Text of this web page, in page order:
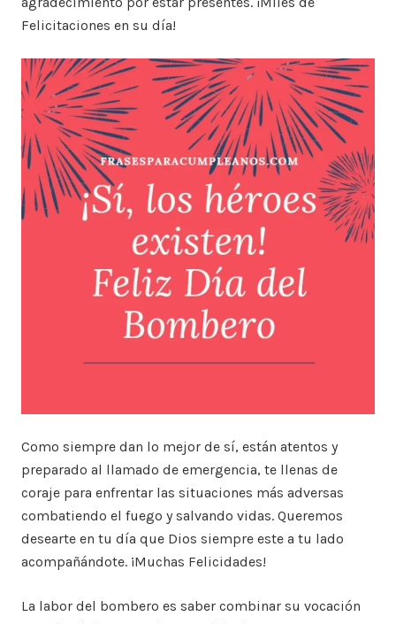
Felicitaciones en su día!
Como siempre dan lo mejor de sí, están atentos y
preparado al llamado de emergencia, te llenas de
coraje para enfrentar las situaciones más adversas
combatiendo el fuego y salvando vidas. Queremos
desearte en tu día que Dios siempre este a tu lado
acompañándote. ¡Muchas Felicidades!
La labor del bombero es saber combinar su vocación